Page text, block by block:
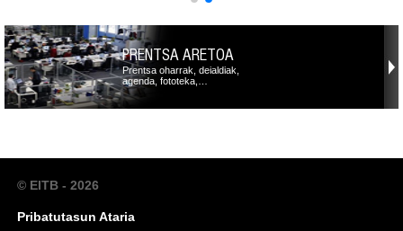
PRENTSA ARETOA
Prentsa oharrak, deialdiak,
agenda, fototeka,…
© EITB - 2026
Pribatutasun Ataria